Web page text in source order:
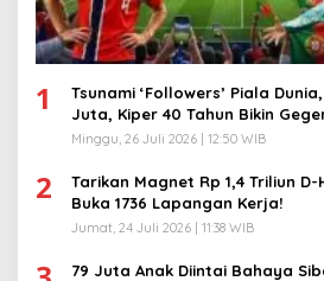
1
Tsunami ‘Followers’ Piala
Juta, Kiper 40 Tahun Bikin
Minggu, 26 Juli 2026 | 12:50 WIB
2
Tarikan Magnet Rp 1,4 Triliun D-
Buka 1736 Lapangan Kerja!
Jumat, 24 Juli 2026 | 11:38 WIB
79 Juta Anak Diintai Bahaya